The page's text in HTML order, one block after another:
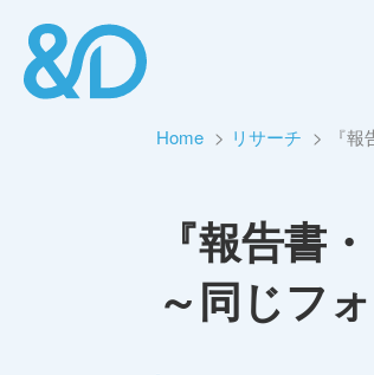
Home リサーチ 『
『報告書
～同じフ